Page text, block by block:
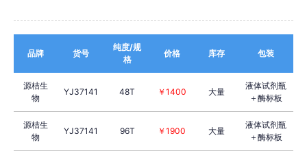
品牌 货号
纯度/规
格
价格 库存 包装
源桔生
物
YJ37141 48T ￥1400 大量
液体试剂瓶
＋酶标板
源桔生
物
YJ37141 96T ￥1900 大量
液体试剂瓶
＋酶标板